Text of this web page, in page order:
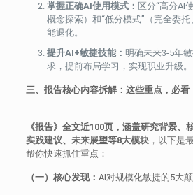
掌握正确AI使用模式： 区分“高分AI
概念探索）和“低分模式”（完全委
能退化。
提升AI+敏捷技能： 明确未来3-5年
求，提前布局学习，实现职业升级。
三、报告核心内容拆解：这些重点，必看
《报告》全文近100页，涵盖研究背景、
实践建议、未来展望等8大模块，以下是
帮你快速抓住重点：
（一）核心发现： AI对规模化敏捷的5大颠